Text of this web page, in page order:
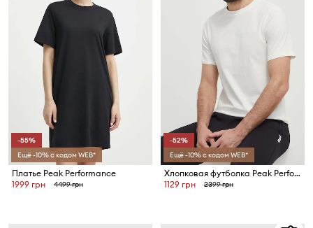
-55%
Ещё -10% с кодом WEB*
Платье Peak Performance
1999 грн
4499 грн
-52%
Ещё -10% с кодом WEB*
Хлопковая футболка Peak Performance
1129 грн
2399 грн